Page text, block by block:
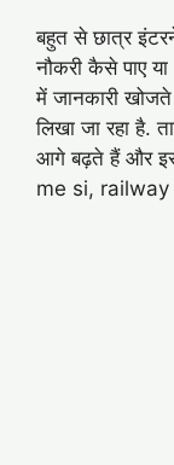
बहुत से छात्र
नौकरी कैसे पाए या
में जानकारी
लिखा जा रहा है.
आगे बढ़ते हैं और
me si,